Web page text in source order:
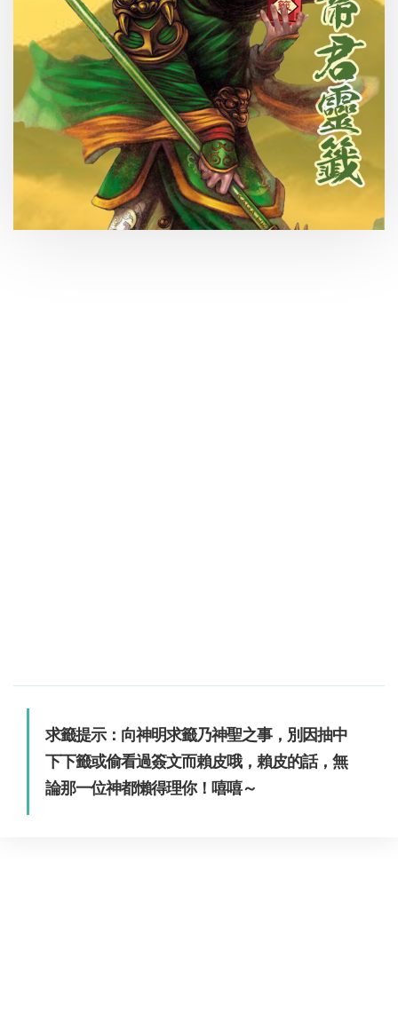
求籤提示：向神明求籤乃神聖之事，別因抽中
下下籤或偷看過簽文而賴皮哦，賴皮的話，無
論那一位神都懶得理你！嘻嘻～